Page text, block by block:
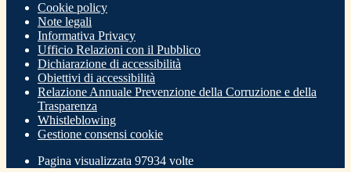
Cookie policy
Note legali
Informativa Privacy
Ufficio Relazioni con il Pubblico
Dichiarazione di accessibilità
Obiettivi di accessibilità
Relazione Annuale Prevenzione della Corruzione e della
Trasparenza
Whistleblowing
Gestione consensi cookie
Pagina visualizzata 97934 volte